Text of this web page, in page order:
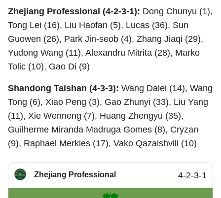
Zhejiang Professional (4-2-3-1): Dong Chunyu (1),
Tong Lei (16), Liu Haofan (5), Lucas (36), Sun
Guowen (26), Park Jin-seob (4), Zhang Jiaqi (29),
Yudong Wang (11), Alexandru Mitrita (28), Marko
Tolic (10), Gao Di (9)
Shandong Taishan (4-3-3): Wang Dalei (14), Wang
Tong (6), Xiao Peng (3), Gao Zhunyi (33), Liu Yang
(11), Xie Wenneng (7), Huang Zhengyu (35),
Guilherme Miranda Madruga Gomes (8), Cryzan
(9), Raphael Merkies (17), Vako Qazaishvili (10)
Zhejiang Professional 4-2-3-1